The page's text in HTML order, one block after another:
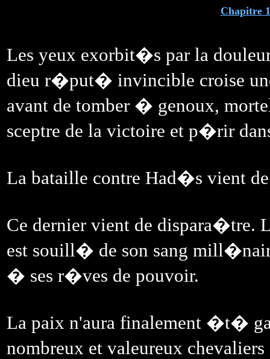
Chapitre
Les yeux exorbit�s par la
dieu r�put� invincible croise
avant de tomber � genoux,
sceptre de la victoire et p�rir
La bataille contre Had�s vient
Ce dernier vient de dispara�tre.
est souill� de son sang
� ses r�ves de pouvoir.
La paix n'aura finalement �t�
nombreux et valeureux